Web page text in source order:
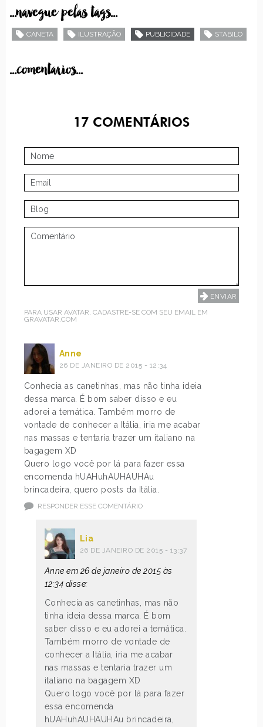
...navegue pelas tags...
CANETA ILUSTRAÇÃO PUBLICIDADE STABILO
...comentarios...
17 COMENTÁRIOS
PARA USAR AVATAR, CADASTRE-SE COM SEU EMAIL EM
GRAVATAR.COM
Anne
26 DE JANEIRO DE 2015 - 12:34
Conhecia as canetinhas, mas não tinha ideia
dessa marca. É bom saber disso e eu
adorei a temática. Também morro de
vontade de conhecer a Itália, iria me acabar
nas massas e tentaria trazer um italiano na
bagagem XD
Quero logo você por lá para fazer essa
encomenda hUAHuhAUHAUHAu
brincadeira, quero posts da Itália.
RESPONDER ESSE COMENTÁRIO
Lia
26 DE JANEIRO DE 2015 - 13:37
Anne em 26 de janeiro de 2015 às
12:34 disse:
Conhecia as canetinhas, mas não
tinha ideia dessa marca. É bom
saber disso e eu adorei a temática.
Também morro de vontade de
conhecer a Itália, iria me acabar
nas massas e tentaria trazer um
italiano na bagagem XD
Quero logo você por lá para fazer
essa encomenda
hUAHuhAUHAUHAu brincadeira,